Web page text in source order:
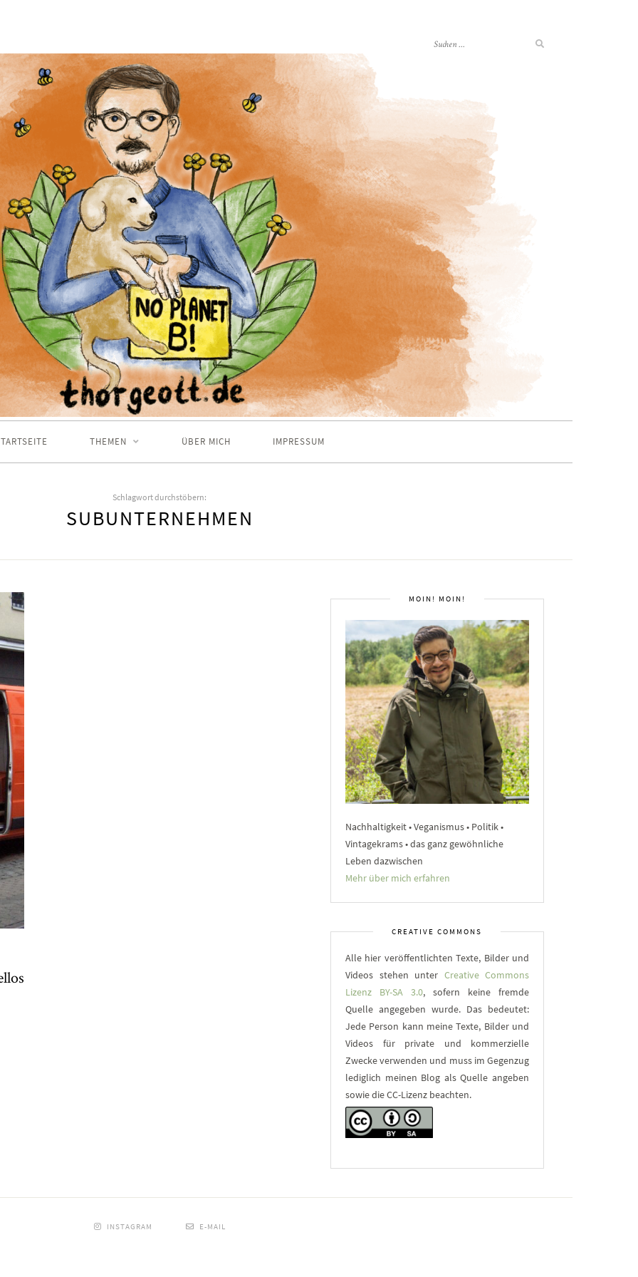
THEMEN ÜBER MICH IMPRESSUM
Schlagwort durchstöbern:
SUBUNTERNEHMEN
MOIN! MOIN!
Nachhaltigkeit • Veganismus • Politik •
Vintagekrams • das ganz gewöhnliche
Leben dazwischen
Mehr über mich erfahren
CREATIVE COMMONS
Alle hier veröffentlichten Texte, Bilder und
Videos stehen unter Creative Commons
Lizenz BY-SA 3.0, sofern keine fremde
Quelle angegeben wurde. Das bedeutet:
Jede Person kann meine Texte, Bilder und
Videos für private und kommerzielle
Zwecke verwenden und muss im Gegenzug
lediglich meinen Blog als Quelle angeben
sowie die CC-Lizenz beachten.
INSTAGRAM E-MAIL